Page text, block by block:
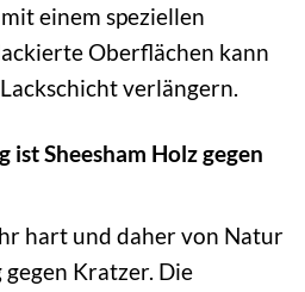
einem speziellen
Oberflächen kann
verlängern.
Sheesham Holz gegen
hart und daher von Natur
Kratzer. Die